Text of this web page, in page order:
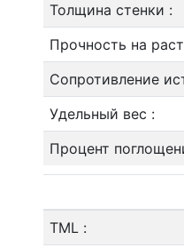
Толщина стенки :
Прочность на
Сопротивление
Удельный вес :
Процент
TML :